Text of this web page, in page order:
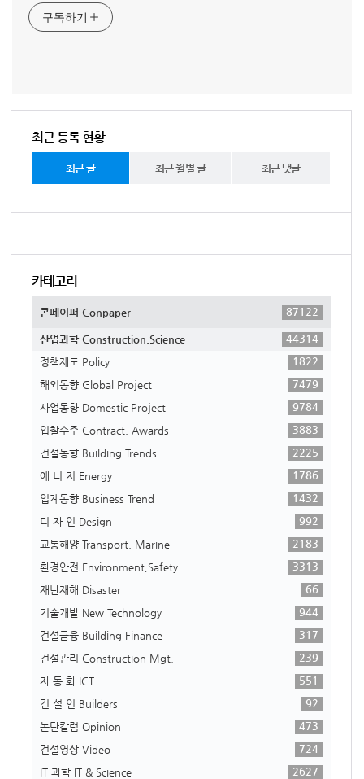
구독하기
최근 등록 현황
최근 글 최근 월별 글 최근 댓글
카테고리
콘페이퍼 Conpaper 87122
산업과학 Construction,Science
44314
정책제도 Policy
1822
해외동향 Global Project
7479
사업동향 Domestic Project
9784
입찰수주 Contract, Awards
3883
건설동향 Building Trends
2225
에 너 지 Energy
1786
업계동향 Business Trend
1432
디 자 인 Design
992
교통해양 Transport, Marine
2183
환경안전 Environment,Safety
3313
재난재해 Disaster
66
기술개발 New Technology
944
건설금융 Building Finance
317
건설관리 Construction Mgt.
239
자 동 화 ICT
551
건 설 인 Builders
92
논단칼럼 Opinion
473
건설영상 Video
724
IT 과학 IT & Science
2627